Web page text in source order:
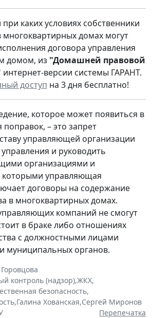
при каких условиях собственники
домах могут
договора управления
домом, из "Домашней правовой
интернет-версии системы ГАРАНТ.
доступ на 3 дня бесплатно!
которое может появиться в
– это запрет
управляющей организации
и руководить
организациями и
которыми управляющая
договоры на содержание
в многоквартирных домах.
компаний не смогут
в браке либо отношениях
с должностными лицами
муниципальных органов.
контроль (надзор),ЖКХ,
безопасность,
,Галина Хованская,Сергей Миронов
Перепечатка